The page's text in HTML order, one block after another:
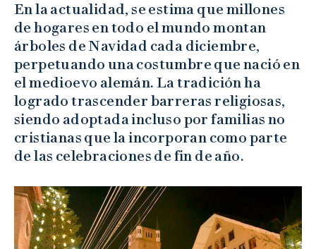
En la actualidad, se estima que millones
de hogares en todo el mundo montan
árboles de Navidad cada diciembre,
perpetuando una costumbre que nació en
el medioevo alemán. La tradición ha
logrado trascender barreras religiosas,
siendo adoptada incluso por familias no
cristianas que la incorporan como parte
de las celebraciones de fin de año.